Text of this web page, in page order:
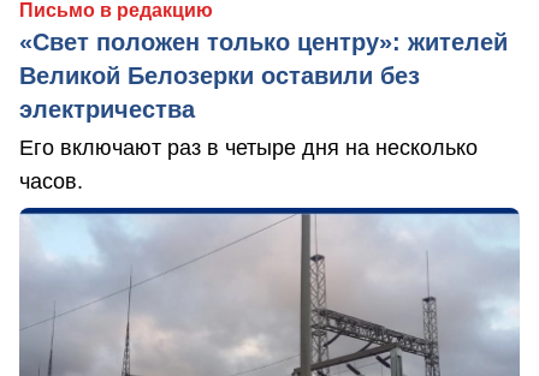
Письмо в редакцию
«Свет положен только центру»: жителей
Великой Белозерки оставили без
электричества
Его включают раз в четыре дня на несколько
часов.